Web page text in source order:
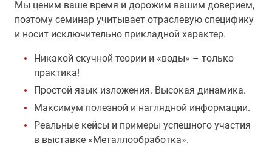
Мы ценим ваше время и дорожим вашим доверием,
поэтому семинар учитывает отраслевую специфику
и носит исключительно прикладной характер.
Никакой скучной теории и «воды» – только
практика!
Простой язык изложения. Высокая динамика.
Максимум полезной и наглядной информации.
Реальные кейсы и примеры успешного участия
в выставке «Металлообработка».